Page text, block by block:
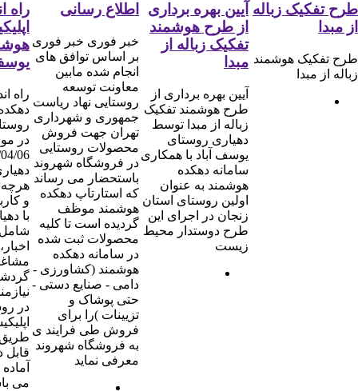
طرح تفکیک زباله
از مبدا
طرح تفکیک هوشمند
زباله از مبدا
آیین بهره برداری
از طرح هوشمند
تفکیک زباله از
مبدا
آیین بهره برداری از
طرح هوشمند تفکیک
زباله از مبدا توسط
دهیاری روستای
یوسف آباد با همکاری
سامانه دهکده
هوشمند به عنوان
اولین روستای استان
زنجان در اجرای این
طرح دوستدار محیط
زیست
اطلاع رسانی
خبر فوری خبر فوری
بر اساس توافق های
انجام شده مابین
معاونت توسعه
روستایی نهاد ریاست
جمهوری و شهرداری
تهران جهت فروش
محصولات روستایی
در فروشگاه شهروند
باستحضار می رساند
که استارتاپ دهکده
هوشمند موظف
گردیده است تا کلیه
محصولات ثبت شده
در سامانه دهکده
هوشمند (کشاورزی -
دامی - صنایع دستی -
حتی پوشاک و
تزیینات )را برای
فروش طی فرایند ی
به فروشگاه شهروند
معرفی نماید
راه
راه
در
هرچه
و
با
شامل
در
طریق
می